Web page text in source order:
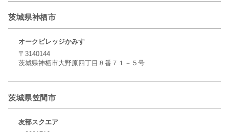
茨城県神栖市
オークビレッジかみす
〒3140144
茨城県神栖市大野原四丁目８番７１－５号
茨城県笠間市
友部スクエア